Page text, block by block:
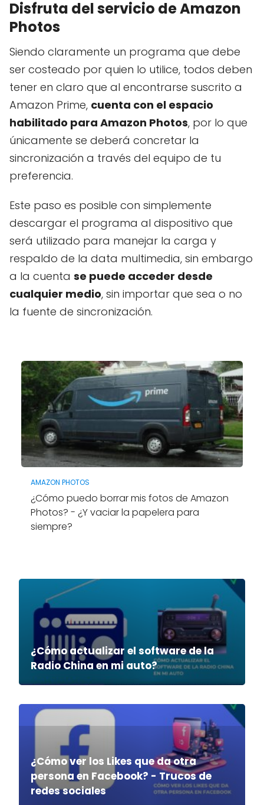
Disfruta del servicio de Amazon
Photos
Siendo claramente un programa que debe
ser costeado por quien lo utilice, todos deben
tener en claro que al encontrarse suscrito a
Amazon Prime, cuenta con el espacio
habilitado para Amazon Photos, por lo que
únicamente se deberá concretar la
sincronización a través del equipo de tu
preferencia.
Este paso es posible con simplemente
descargar el programa al dispositivo que
será utilizado para manejar la carga y
respaldo de la data multimedia, sin embargo
a la cuenta se puede acceder desde
cualquier medio, sin importar que sea o no
la fuente de sincronización.
AMAZON PHOTOS
¿Cómo puedo borrar mis fotos de Amazon
Photos? - ¿Y vaciar la papelera para
siempre?
¿Cómo actualizar el software de la
Radio China en mi auto?
¿Cómo ver los Likes que da otra
persona en Facebook? - Trucos de
redes sociales